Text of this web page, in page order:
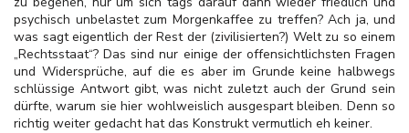
psychisch unbelastet zum Morgenkaffee zu treffen? Ach ja, und
was sagt eigentlich der Rest der (zivilisierten?) Welt zu so einem
„Rechtsstaat“? Das sind nur einige der offensichtlichsten Fragen
und Widersprüche, auf die es aber im Grunde keine halbwegs
schlüssige Antwort gibt, was nicht zuletzt auch der Grund sein
dürfte, warum sie hier wohlweislich ausgespart bleiben. Denn so
richtig weiter gedacht hat das Konstrukt vermutlich eh keiner.